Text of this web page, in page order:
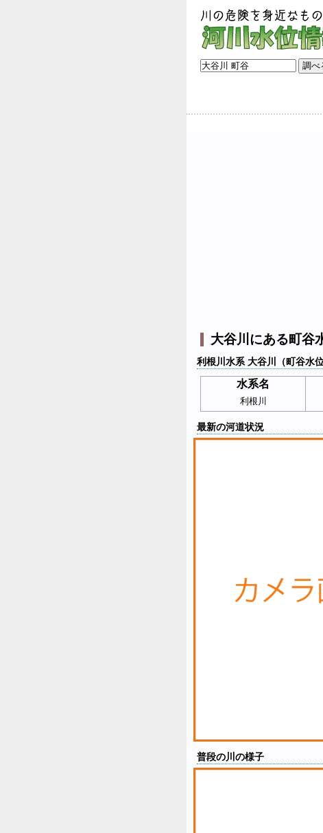
大谷川にある町谷
利根川水系 大谷川（町谷水
水系名
利根川
最新の河道状況
普段の川の様子